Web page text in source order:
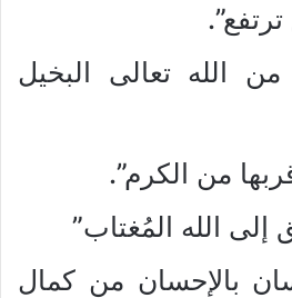
من الله تعالى البخيل
من الكرم”.
إلى الله المُغتاب”
بالإحسان من كمال